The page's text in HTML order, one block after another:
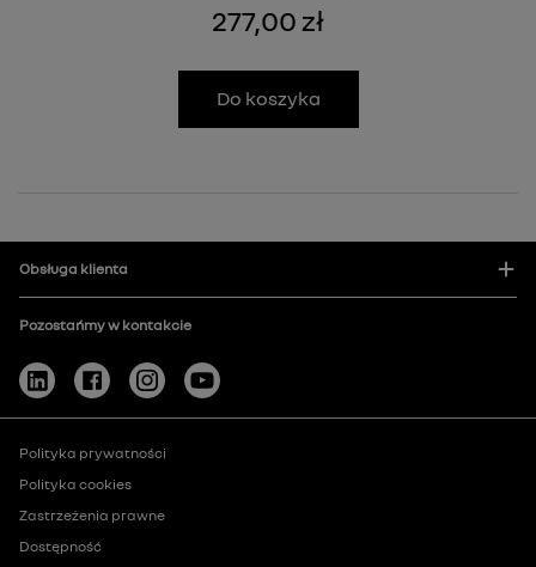
277,00 zł
Do koszyka
Obsługa klienta
Pozostańmy w kontakcie
Polityka prywatności
Polityka cookies
Zastrzeżenia prawne
Dostępność